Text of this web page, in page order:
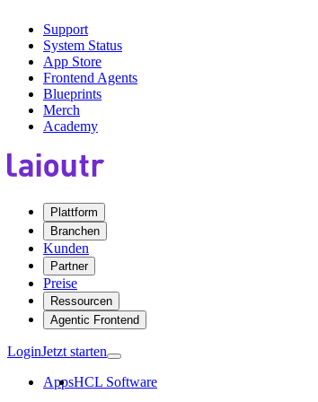
Support
System Status
App Store
Frontend Agents
Blueprints
Merch
Academy
Plattform
Branchen
Kunden
Partner
Preise
Ressourcen
Agentic Frontend
LoginJetzt starten
AppsHCL Software